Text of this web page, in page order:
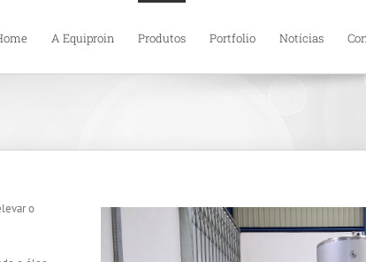
A Equiproin Produtos Portfolio Notícias
o